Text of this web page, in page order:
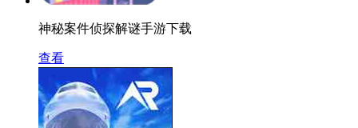
神秘案件侦探解谜手游下载
查看